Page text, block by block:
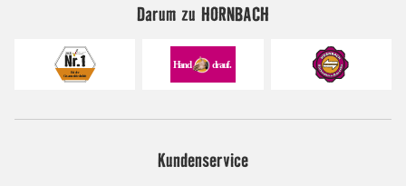
Darum zu HORNBACH
Kundenservice